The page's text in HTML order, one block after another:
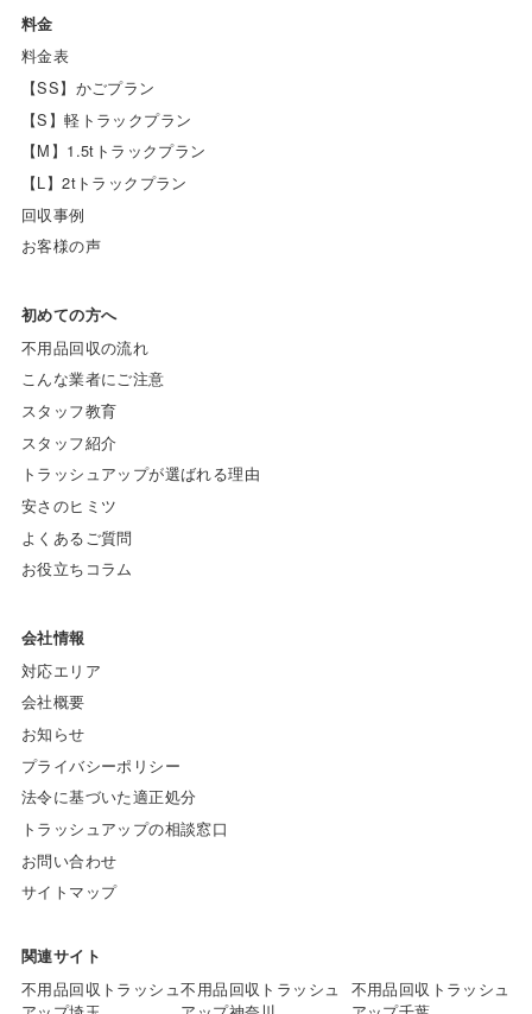
料金
料金表
【SS】かごプラン
【S】軽トラックプラン
【M】1.5tトラックプラン
【L】2tトラックプラン
回収事例
お客様の声
初めての方へ
不用品回収の流れ
こんな業者にご注意
スタッフ教育
スタッフ紹介
トラッシュアップが選ばれる理由
安さのヒミツ
よくあるご質問
お役立ちコラム
会社情報
対応エリア
会社概要
お知らせ
プライバシーポリシー
法令に基づいた適正処分
トラッシュアップの相談窓口
お問い合わせ
サイトマップ
関連サイト
不用品回収トラッシュ不用品回収トラッシュ
不用品回収トラッシュ